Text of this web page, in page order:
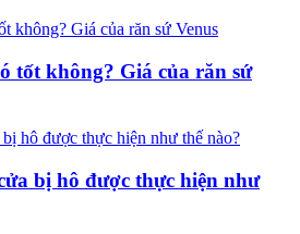
tốt không? Giá của răn sứ
bị hô được thực hiện như